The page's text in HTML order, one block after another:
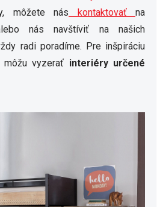
môžete nás kontaktovať na
nás navštíviť na našich
radi poradíme. Pre inšpiráciu
môžu vyzerať interiéry určené